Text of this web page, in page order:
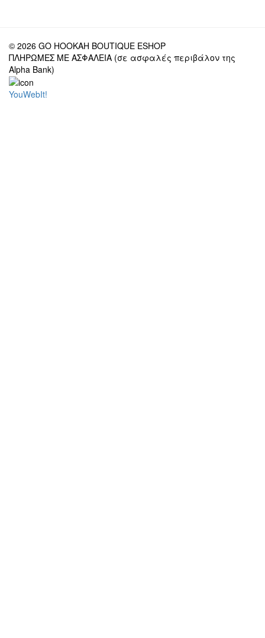
© 2026 GO HOOKAH BOUTIQUE ESHOP
ΠΛΗΡΩΜΕΣ ΜΕ ΑΣΦΑΛΕΙΑ (σε ασφαλές περιβάλον της
Alpha Bank)
YouWebIt!